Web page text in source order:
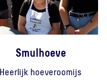
Smulhoeve
Heerlijk hoeveroomijs